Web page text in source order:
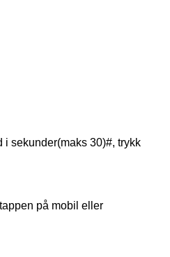
i sekunder(maks 30)#, trykk
på mobil eller